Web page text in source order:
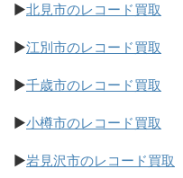
▶北見市のレコード買取
▶江別市のレコード買取
▶千歳市のレコード買取
▶小樽市のレコード買取
▶岩見沢市のレコード買取